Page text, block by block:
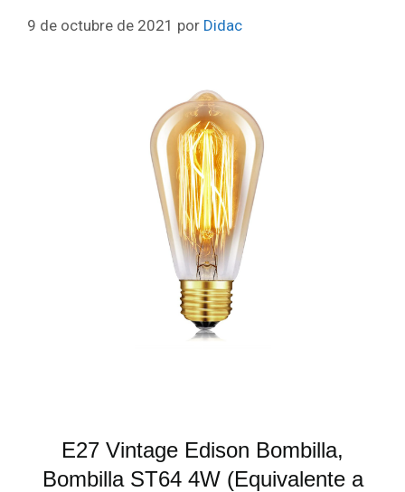
9 de octubre de 2021 por Didac
E27 Vintage Edison Bombilla,
Bombilla ST64 4W (Equivalente a